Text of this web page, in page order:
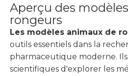
Aperçu des
rongeurs
Les modèles animaux de
outils essentiels dans la
pharmaceutique moderne.
scientifiques d'explorer les